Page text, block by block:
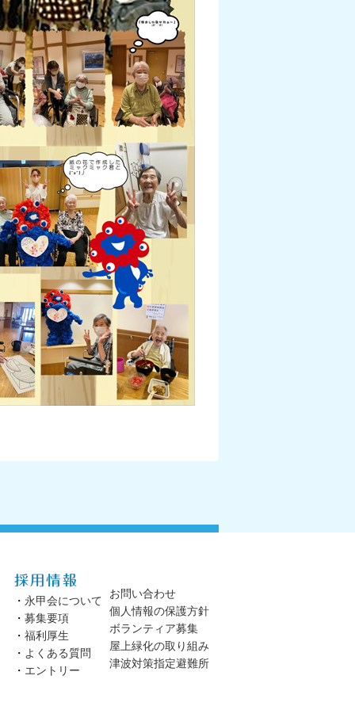
・ 永甲会について
・ 募集要項
・ 福利厚生
・ よくある質問
・ エントリー
お問い合わせ
個人情報の保護方針
ボランティア募集
屋上緑化の取り組み
津波対策指定避難所